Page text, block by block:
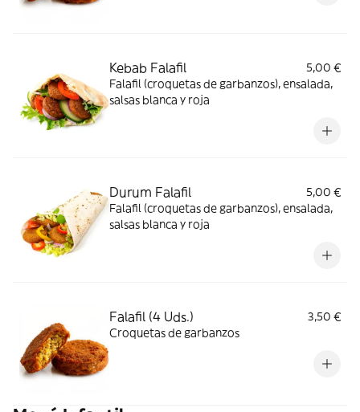
Kebab Falafil
5,00 €
Falafil (croquetas de garbanzos), ensalada,
salsas blanca y roja
Durum Falafil
5,00 €
Falafil (croquetas de garbanzos), ensalada,
salsas blanca y roja
Falafil (4 Uds.)
3,50 €
Croquetas de garbanzos